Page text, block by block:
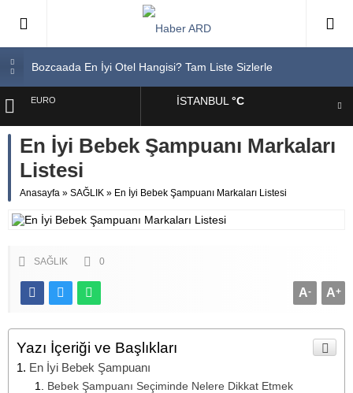
Bozcaada En İyi Otel Hangisi? Tam Liste Sizlerle
En İyi Bilgisayar Markaları
En İyi Kargo Firması
En İyi Spor Ayakkabı Markaları
ALTIN
BIST
DOLAR
EURO
İSTANBUL°C
En İyi Bebek Şampuanı Markaları
Listesi
Anasayfa » SAĞLIK » En İyi Bebek Şampuanı Markaları Listesi
SAĞLIK 0
A+
A-
Yazı İçeriği ve Başlıkları
En İyi Bebek Şampuanı
Bebek Şampuanı Seçiminde Nelere Dikkat Etmek